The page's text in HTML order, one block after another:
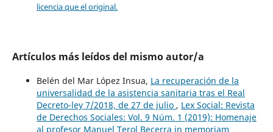
licencia que el original.
Artículos más leídos del mismo autor/a
Belén del Mar López Insua, La recuperación de la
universalidad de la asistencia sanitaria tras el Real
Decreto-ley 7/2018, de 27 de julio , Lex Social: Revista
de Derechos Sociales: Vol. 9 Núm. 1 (2019): Homenaje
al profesor Manuel Terol Becerra in memoriam